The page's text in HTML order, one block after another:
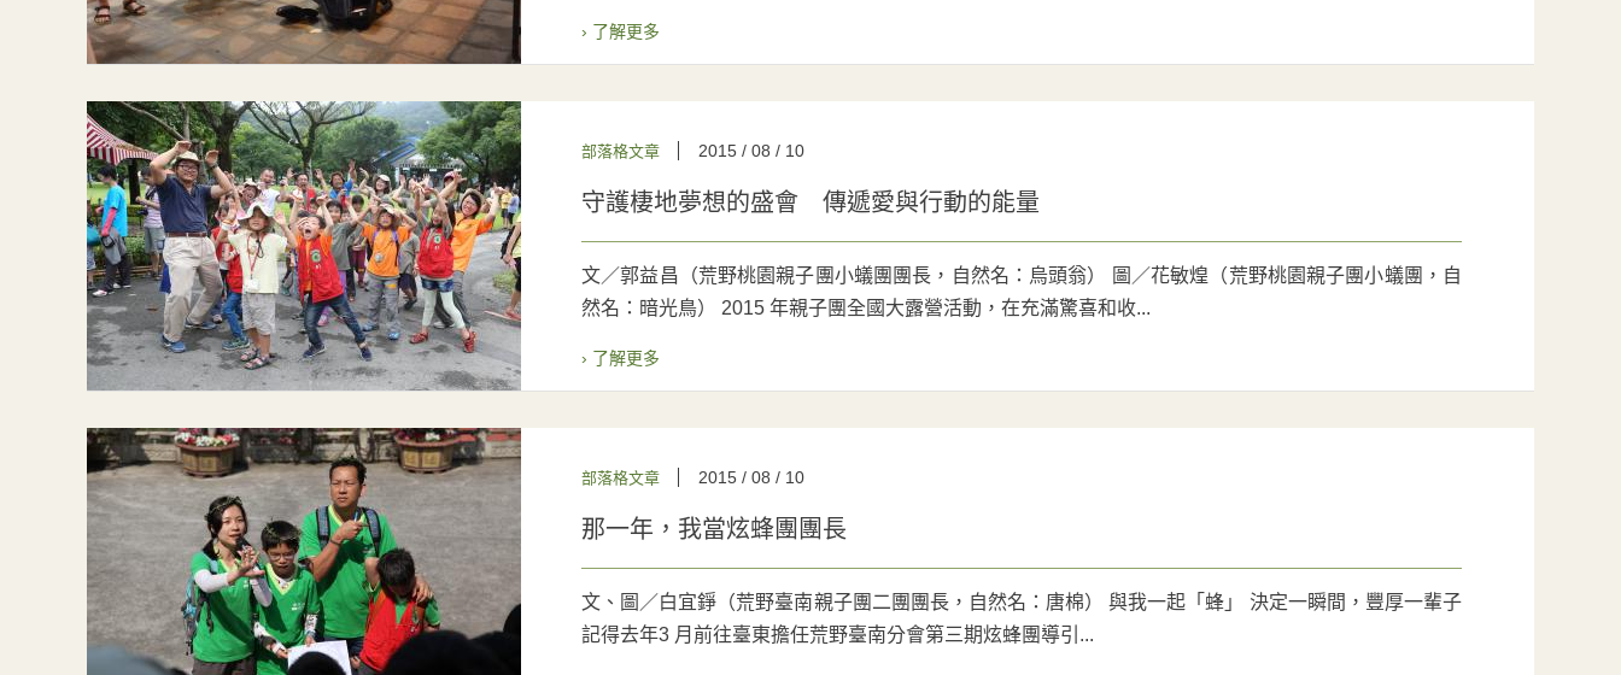
› 了解更多
部落格文章 2015 / 08 / 10
守護棲地夢想的盛會 傳遞愛與行動的能量
文／郭益昌（荒野桃園親子團小蟻團團長，自然名：烏頭翁） 圖／花敏煌（荒野桃園親子團小蟻團，自
然名：暗光鳥） 2015 年親子團全國大露營活動，在充滿驚喜和收...
› 了解更多
部落格文章 2015 / 08 / 10
那一年，我當炫蜂團團長
文、圖／白宜錚（荒野臺南親子團二團團長，自然名：唐棉） 與我一起「蜂」 決定一瞬間，豐厚一輩子
記得去年3 月前往臺東擔任荒野臺南分會第三期炫蜂團導引...